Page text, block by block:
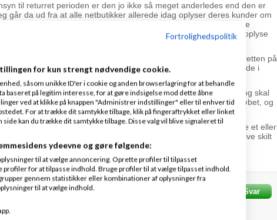
til returret perioden er den jo ikke så meget anderledes end den er
går da ud fra at alle netbutikker allerede idag oplyser deres kunder om
14 dages fortrydelsesret. Der kan selvfølgelig være tilfælde i visse
som er presset at man måske ikke gør et stort nummer ud af at oplyse
bliver jo kun forlænget hvis man ikke oplyser om fortrydelsesretten på
før købet. Jeg har talt med en deladvokater
og folk der er inde i
returskema må man gerne fremsende sammen med varen, dog skal
oplyses om min 14 dages fortrydelsesretten allerede inden købet, og
tydeligt.
at sige hvor meget man skal frygte den nye lov, men jeg læste et eller
på nettet, at nogle mente man med denne lov ville se fårene blive skilt
du at returraten vil stige drastisk?
- John Hannover FraJohn Hannover Svar
Fortrolighedspolitik
for kun strengt nødvendige cookie.
såsom unikke ID'er i cookie og anden browserlagring for at behandle
baseret på legitim interesse, for at gøre indsigelse mod dette åbne
ved at klikke på knappen "Administrer indstillinger" eller til enhver tid
For at trække dit samtykke tilbage, klik på fingeraftrykket eller linket
kan du trække dit samtykke tilbage. Disse valg vil blive signaleret til
ydeevne og gøre følgende:
til at vælge annoncering. Oprette profiler til tilpasset
for at tilpasse indhold. Bruge profiler til at vælge tilpasset indhold.
gennem statistikker eller kombinationer af oplysninger fra
til at vælge indhold.